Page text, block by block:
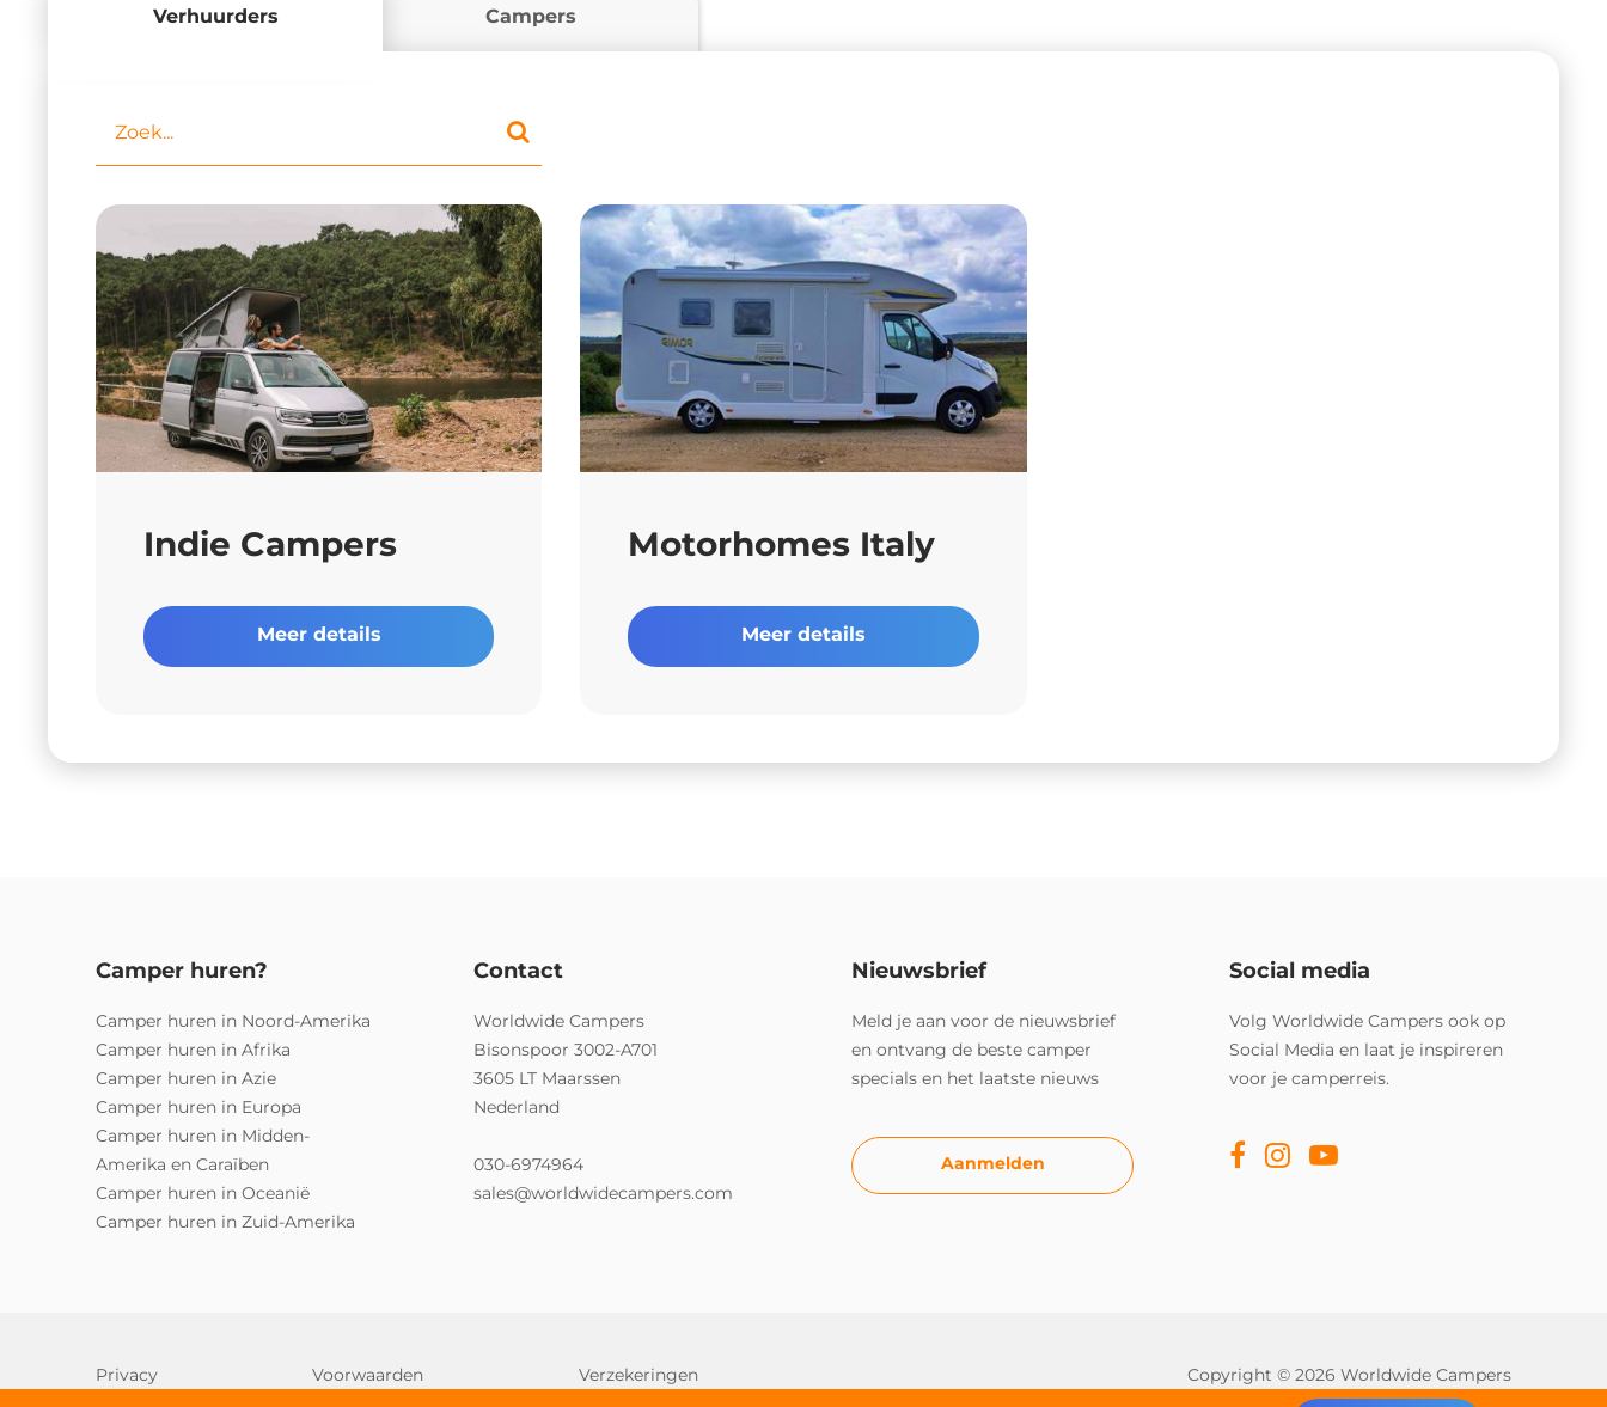
Verhuurders Campers
Indie Campers
Meer details
Motorhomes Italy
Meer details
Camper huren?
Camper huren in Noord-Amerika
Camper huren in Afrika
Camper huren in Azie
Camper huren in Europa
Camper huren in Midden-
Amerika en Caraïben
Camper huren in Oceanië
Camper huren in Zuid-Amerika
Contact
Worldwide Campers
Bisonspoor 3002-A701
3605 LT Maarssen
Nederland
030-6974964
sales@worldwidecampers.com
Nieuwsbrief
Meld je aan voor de nieuwsbrief
en ontvang de beste camper
specials en het laatste nieuws
Aanmelden
Social media
Volg Worldwide Campers ook op
Social Media en laat je inspireren
voor je camperreis.
Privacy Voorwaarden Verzekeringen
Copyright © 2026 Worldwide Campers